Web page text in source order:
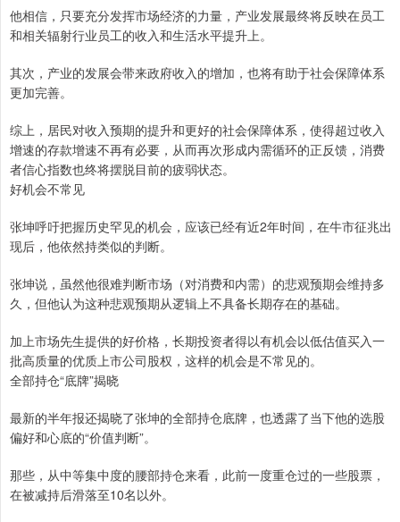
他相信，只要充分发挥市场经济的力量，产业发展最终将反映在员工
和相关辐射行业员工的收入和生活水平提升上。
其次，产业的发展会带来政府收入的增加，也将有助于社会保障体系
更加完善。
综上，居民对收入预期的提升和更好的社会保障体系，使得超过收入
增速的存款增速不再有必要，从而再次形成内需循环的正反馈，消费
者信心指数也终将摆脱目前的疲弱状态。
好机会不常见
张坤呼吁把握历史罕见的机会，应该已经有近2年时间，在牛市征兆出
现后，他依然持类似的判断。
张坤说，虽然他很难判断市场（对消费和内需）的悲观预期会维持多
久，但他认为这种悲观预期从逻辑上不具备长期存在的基础。
加上市场先生提供的好价格，长期投资者得以有机会以低估值买入一
批高质量的优质上市公司股权，这样的机会是不常见的。
全部持仓“底牌”揭晓
最新的半年报还揭晓了张坤的全部持仓底牌，也透露了当下他的选股
偏好和心底的“价值判断”。
那些，从中等集中度的腰部持仓来看，此前一度重仓过的一些股票，
在被减持后滑落至10名以外。